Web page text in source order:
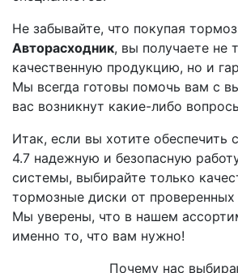
Не забывайте, что покупая
Авторасходник, вы получаете не
качественную продукцию, но и
Мы всегда готовы помочь вам с
вас возникнут какие-либо
Итак, если вы хотите обеспечить
4.7 надежную и безопасную
системы, выбирайте только
тормозные диски от проверенных
Мы уверены, что в нашем
именно то, что вам нужно!
Почему нас